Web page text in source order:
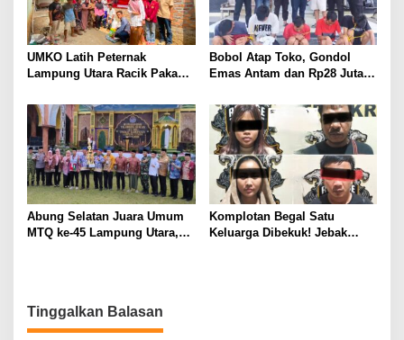
UMKO Latih Peternak
Lampung Utara Racik Pakan
Kemarau dan Harga Pakan
Mahal
Bobol Atap Toko, Gondol
Emas Antam dan Rp28 Juta!
Bersama Reskrim Polsek
Kotabumi Kota Bekuk
Komplotan Curat
Abung Selatan Juara Umum
MTQ ke-45 Lampung Utara,
Komplotan Begal Satu
Keluarga Dibekuk! Jebak
Tinggalkan Balasan